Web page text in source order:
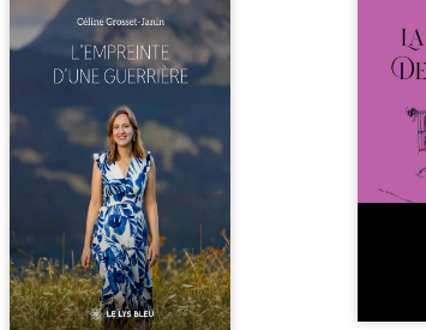
Que reste-t-il de l’enfance
lorsque la maladie impose ses
propres règles ? L’empreinte
d’une guerrière livre, sans
détour, le récit d’un quotidien
bouleversé par la maladie
chronique, l’errance médicale
et de longues hospitalisations.
L’auteure y raconte ce que les
dossiers médicaux taisent : la
peur, l’isolement, l’épuisement
et le sentiment de ne pas ...
La
autour
Firmin,
redoute